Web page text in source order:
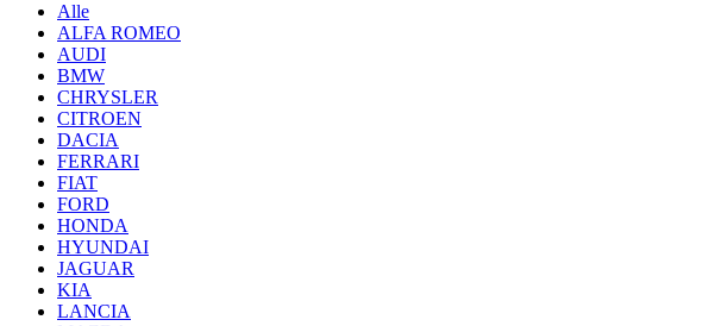
Alle
ALFA ROMEO
AUDI
BMW
CHRYSLER
CITROEN
DACIA
FERRARI
FIAT
FORD
HONDA
HYUNDAI
JAGUAR
KIA
LANCIA